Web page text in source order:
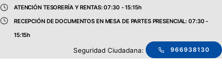
ATENCIÓN TESORERÍA Y RENTAS: 07:30 - 15:15h
RECEPCIÓN DE DOCUMENTOS EN MESA DE PARTES PRESENCIAL: 07:30 -
15:15h
Seguridad Ciudadana: 966938130